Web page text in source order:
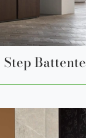
Step Battente